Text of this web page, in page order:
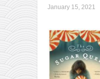
January 15, 2021